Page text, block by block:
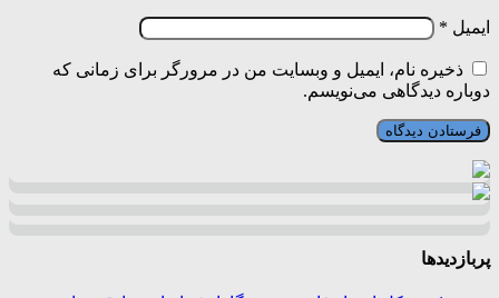
ایمیل *
ذخیره نام، ایمیل و وبسایت من در مرورگر برای زمانی که
دوباره دیدگاهی می‌نویسم.
پربازدیدها